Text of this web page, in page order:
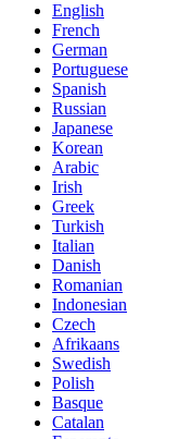
English
French
German
Portuguese
Spanish
Russian
Japanese
Korean
Arabic
Irish
Greek
Turkish
Italian
Danish
Romanian
Indonesian
Czech
Afrikaans
Swedish
Polish
Basque
Catalan